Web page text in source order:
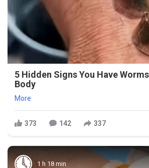
5 Hidden Signs You Have
Body
More
373 142 337
1 h 18 min